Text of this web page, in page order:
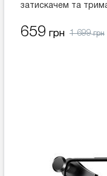
затискачем та
659 грн 1 699грн